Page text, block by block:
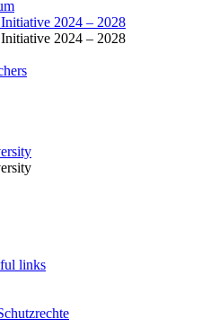
2024 – 2028
2024 – 2028
links